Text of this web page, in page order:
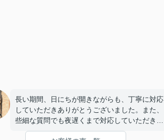
長い期間、日にちが開きながらも、丁寧に対応
していただきありがとうございました。また、
些細な質問でも夜遅くまで対応していただき本
当にありがとうございました。